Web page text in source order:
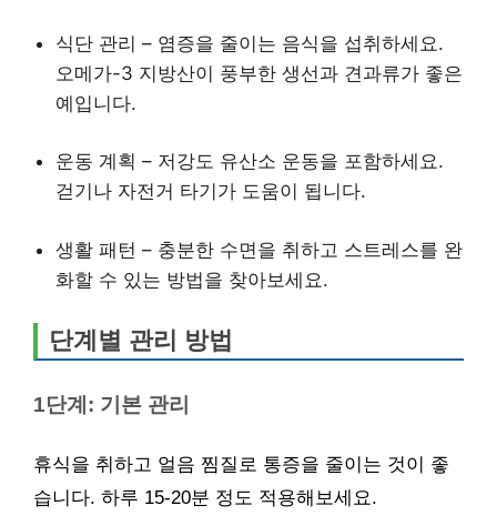
식단 관리 – 염증을 줄이는 음식을 섭취하세요.
오메가-3 지방산이 풍부한 생선과 견과류가 좋은
예입니다.
운동 계획 – 저강도 유산소 운동을 포함하세요.
걷기나 자전거 타기가 도움이 됩니다.
생활 패턴 – 충분한 수면을 취하고 스트레스를 완
화할 수 있는 방법을 찾아보세요.
단계별 관리 방법
1단계: 기본 관리
휴식을 취하고 얼음 찜질로 통증을 줄이는 것이 좋
습니다. 하루 15-20분 정도 적용해보세요.